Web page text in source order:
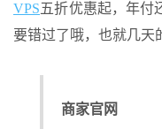
VPS五折优惠起，年付
要错过了哦，也就几天
商家官网